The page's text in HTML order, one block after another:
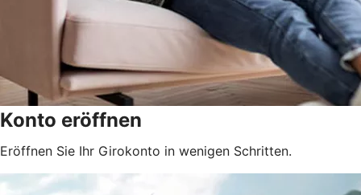
Konto eröffnen
Eröffnen Sie Ihr Girokonto in wenigen Schritten.